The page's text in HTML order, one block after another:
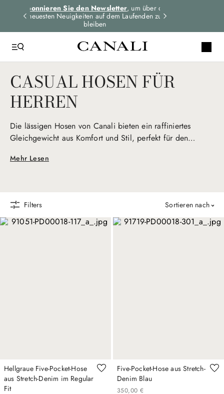
Abonnieren Sie den Newsletter, um über die
neuesten Neuigkeiten auf dem Laufenden zu
bleiben
CASUAL HOSEN FÜR
HERREN
Mehr Lesen
Die lässigen Hosen von Canali bieten ein raffiniertes
Gleichgewicht aus Komfort und Stil, perfekt für den
gefertigt und zeichnen sich durch entspannte Eleganz aus.
Raffinesse und zeitlose Vielseitigkeit.
Filters sortieren nach
Hellgraue Five-Pocket-Hose
aus Stretch-Denim im Regular
Fit
Five-Pocket-Hose aus Stretch-
Denim Blau
350,00 €